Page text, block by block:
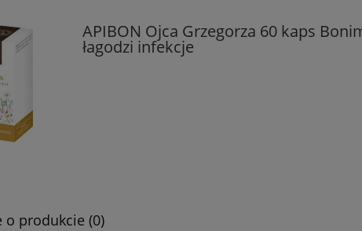
APIBON Ojca Grzegorza 60 kaps
łagodzi infekcje
o produkcie (0)